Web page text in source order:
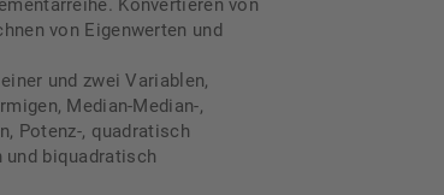
Konvertieren von
von Eigenwerten und
und zwei Variablen,
Median-Median-,
Potenz-, quadratisch
biquadratisch